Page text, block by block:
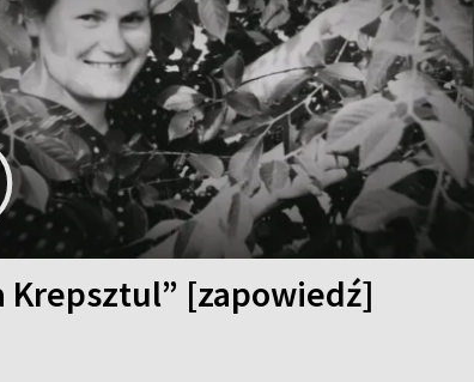
Krepsztul” [zapowiedź]